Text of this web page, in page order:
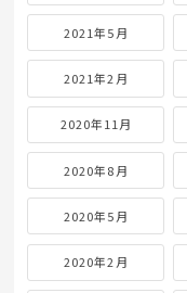
2021年5月
2021年2月
2020年11月
2020年8月
2020年5月
2020年2月